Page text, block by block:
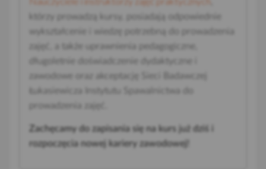
którzy prowadzą kursy, posiadają odpowiednie
wykształcenie i wiedzę potrzebną do prowadzenia
zajęć, a także uprawnienia pedagogiczne,
długoletnie doświadczenie dydaktyczne i
zawodowe oraz akceptację Sieci Badawczej
Łukasiewicza Instytutu Spawalnictwa do
prowadzenia zajęć.
Zachęcamy do zapisania się na kurs już dziś i
rozpoczęcia nowej kariery zawodowej!